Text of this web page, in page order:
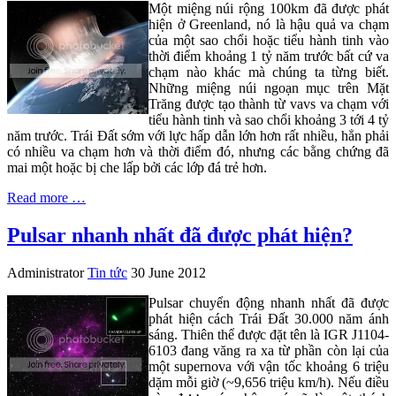
Một miệng núi rộng 100km đã được phát
hiện ở Greenland, nó là hậu quả va chạm
của một sao chổi hoặc tiểu hành tinh vào
thời điểm khoảng 1 tỷ năm trước bất cứ va
chạm nào khác mà chúng ta từng biết.
Những miệng núi ngoạn mục trên Mặt
Trăng được tạo thành từ vavs va chạm với
tiểu hành tinh và sao chổi khoảng 3 tới 4 tỷ
năm trước. Trái Đất sớm với lực hấp dẫn lớn hơn rất nhiều, hẳn phải
có nhiều va chạm hơn và thời điểm đó, nhưng các bằng chứng đã
mai một hoặc bị che lấp bởi các lớp đá trẻ hơn.
Read more …
Pulsar nhanh nhất đã được phát hiện?
Administrator Tin tức 30 June 2012
Pulsar chuyển động nhanh nhất đã được
phát hiện cách Trái Đất 30.000 năm ánh
sáng. Thiên thể được đặt tên là IGR J1104-
6103 đang văng ra xa từ phần còn lại của
một supernova với vận tốc khoảng 6 triệu
dặm mỗi giờ (~9,656 triệu km/h). Nếu điều